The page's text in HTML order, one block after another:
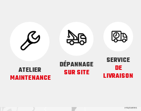
ATELIER
MAINTENANCE
DÉPANNAGE
SUR SITE
SERVICE
DE
LIVRAISON